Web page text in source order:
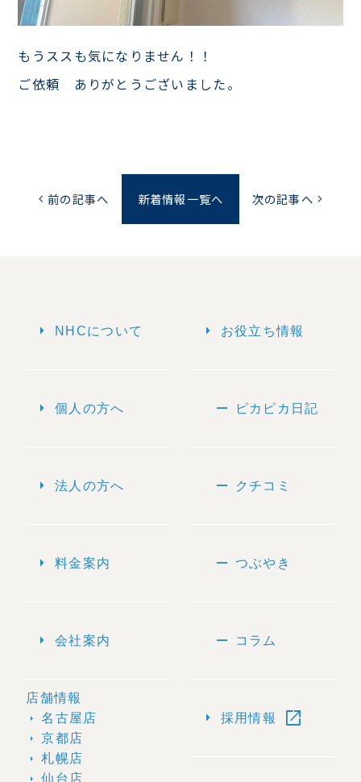
もうススも気になりません！！
ご依頼 ありがとうございました。
chevron_left 前の記事へ 新着情報一覧へ 次の記事へ chevron_right
arrow_right NHCについて
arrow_right 個人の方へ
arrow_right 法人の方へ
arrow_right 料金案内
arrow_right 会社案内
店舗情報
arrow_right 名古屋店
arrow_right 京都店
arrow_right 札幌店
arrow_right 仙台店
arrow_right お役立ち情報
remove ピカピカ日記
remove クチコミ
remove つぶやき
remove コラム
arrow_right 採用情報 open_in_new